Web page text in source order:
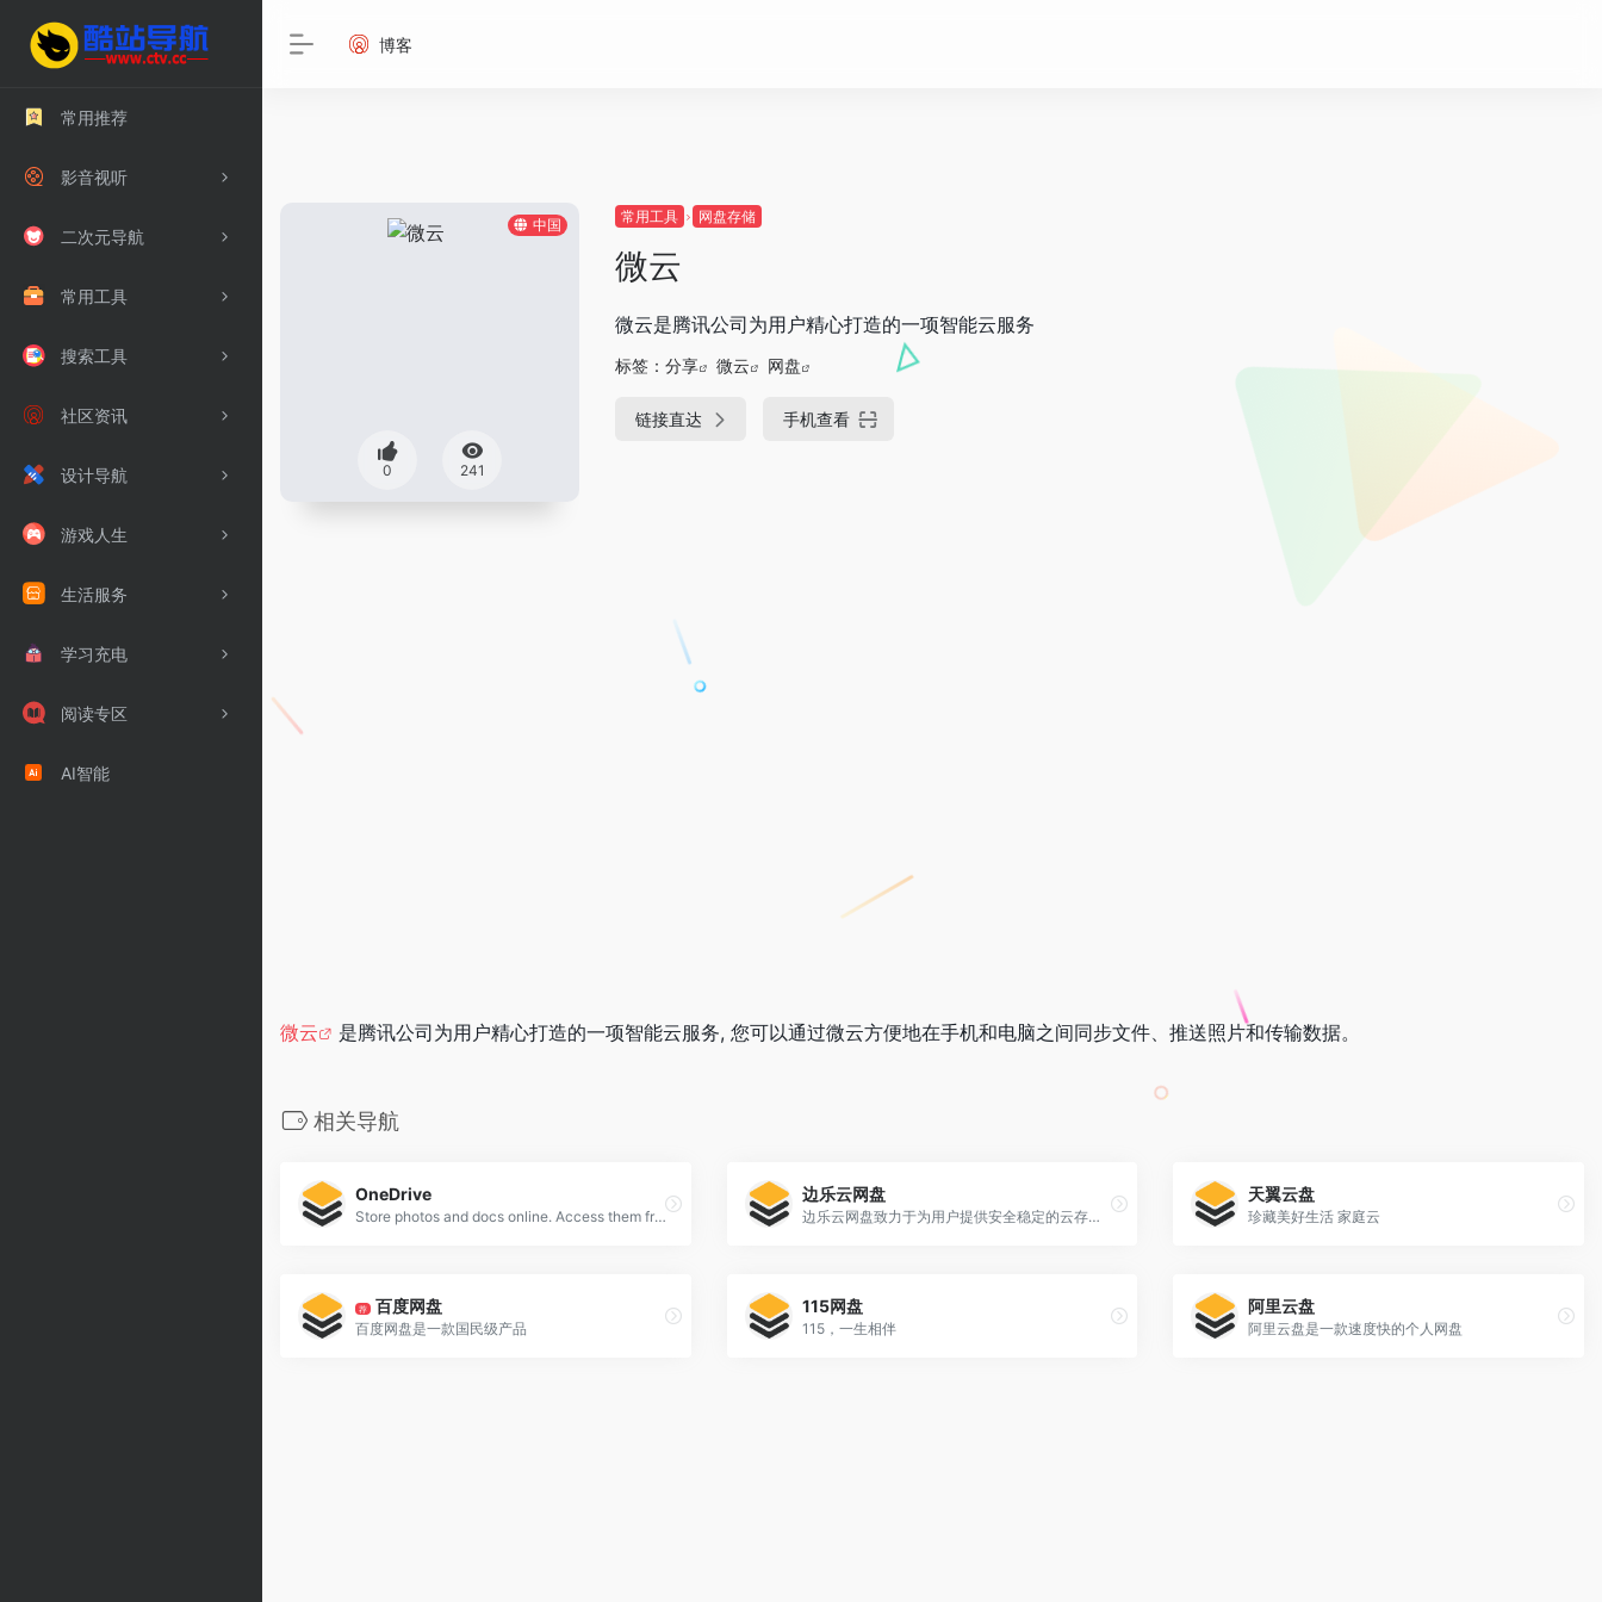
常用推荐
影音视听
二次元导航
常用工具
搜索工具
社区资讯
设计导航
游戏人生
生活服务
学习充电
阅读专区
AI智能
博客
中国
0 241
常用工具 网盘存储
微云
微云是腾讯公司为用户精心打造的一项智能云服务
标签： 分享 微云 网盘
链接直达 手机查看
微云 是腾讯公司为用户精心打造的一项智能云服务, 您可以通过微云方便地在手机和电脑之间同步文件、推送照片和传输数据。
相关导航
OneDrive
Store photos and docs online. Access them from any PC, Mac or phone. Create and work together on Word, Excel or PowerPoint documents.
边乐云网盘
边乐云网盘致力于为用户提供安全稳定的云存储产品
天翼云盘
珍藏美好生活 家庭云
荐 百度网盘
百度网盘是一款国民级产品
115网盘
115，一生相伴
阿里云盘
阿里云盘是一款速度快的个人网盘